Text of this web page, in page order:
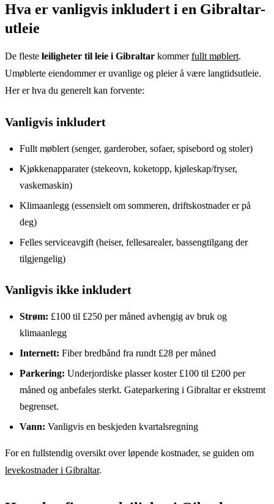
Hva er vanligvis inkludert i en Gibraltar-
utleie
De fleste leiligheter til leie i Gibraltar kommerfullt møblert.
Umøblerte eiendommer er uvanlige og pleier å være langtidsutleie.
Her er hva du generelt kan forvente:
Vanligvis inkludert
Fullt møblert (senger, garderober, sofaer, spisebord og stoler)
Kjøkkenapparater (stekeovn, koketopp, kjøleskap/fryser,
vaskemaskin)
Klimaanlegg (essensielt om sommeren, driftskostnader er på
deg)
Felles serviceavgift (heiser, fellesarealer, bassengtilgang der
tilgjengelig)
Vanligvis ikke inkludert
Strøm: £100 til £250 per måned avhengig av bruk og
klimaanlegg
Internett: Fiber bredbånd fra rundt £28 per måned
Parkering: Underjordiske plasser koster £100 til £200 per
måned og anbefales sterkt. Gateparkering i Gibraltar er ekstremt
begrenset.
Vann: Vanligvis en beskjeden kvartalsregning
For en fullstendig oversikt over løpende kostnader, se guiden om
levekostnader i Gibraltar.